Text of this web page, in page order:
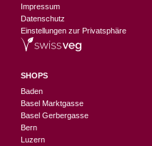
Impressum
Datenschutz
Einstellungen zur Privatsphäre
SHOPS
Baden
Basel Marktgasse
Basel Gerbergasse
Bern
Luzern